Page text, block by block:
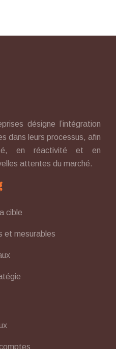
désigne l’intégration
dans leurs processus, afin
en réactivité et en
attentes du marché.
cible
et mesurables